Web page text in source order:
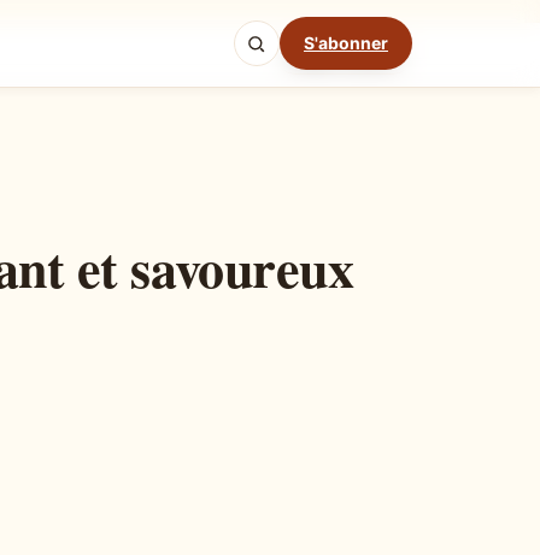
S'abonner
Mode cuisine
et savoureux